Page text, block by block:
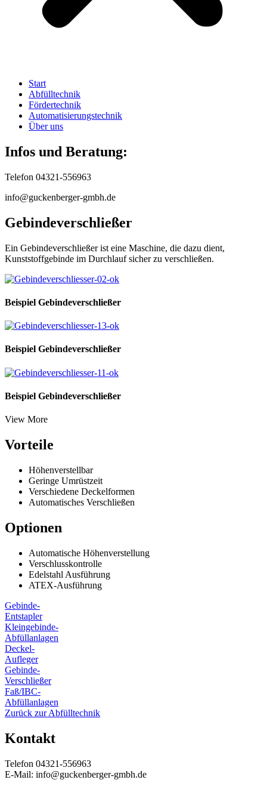
Start
Abfülltechnik
Fördertechnik
Automatisierungstechnik
Über uns
Infos und Beratung:
Telefon 04321-556963
info@guckenberger-gmbh.de
Gebindeverschließer
Ein Gebindeverschließer ist eine Maschine, die dazu dient,
Kunststoffgebinde im Durchlauf sicher zu verschließen.
Beispiel Gebindeverschließer
Beispiel Gebindeverschließer
Beispiel Gebindeverschließer
View More
Vorteile
Höhenverstellbar
Geringe Umrüstzeit
Verschiedene Deckelformen
Automatisches Verschließen
Optionen
Automatische Höhenverstellung
Verschlusskontrolle
Edelstahl Ausführung
ATEX-Ausführung
Gebinde-
Entstapler
Kleingebinde-
Abfüllanlagen
Deckel-
Aufleger
Gebinde-
Verschließer
Faß/IBC-
Abfüllanlagen
Zurück zur Abfülltechnik
Kontakt
Telefon 04321-556963
E-Mail: info@guckenberger-gmbh.de